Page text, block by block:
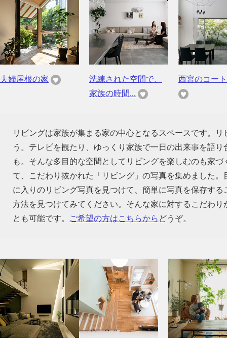
夫婦屋根の家
洗練された空間で、
家族の時間...
西宮のコー
リビングは家族が集まる家の中心となるスペースです。
う。テレビを観たり、ゆっくり家族で一日の出来事を語
も。そんな多目的な空間としてリビングを楽しむのも家
て、こだわり抜かれた「リビング」の写真を集めました
に入りのリビング写真を見つけて、簡単に写真を保存す
方法を見つけてみてください。そんな家に対するこだわ
とも可能です。
ご希望の方はこちらから どうぞ。